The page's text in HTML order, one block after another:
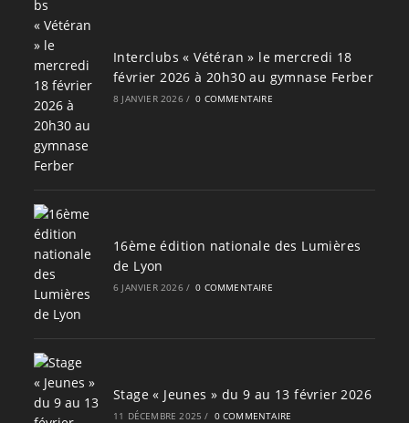
Interclubs « Vétéran » le mercredi 18
février 2026 à 20h30 au gymnase Ferber
8 JANVIER 2026 / 0 COMMENTAIRE
16ème édition nationale des Lumières
de Lyon
6 JANVIER 2026 / 0 COMMENTAIRE
Stage « Jeunes » du 9 au 13 février 2026
11 DÉCEMBRE 2025 / 0 COMMENTAIRE